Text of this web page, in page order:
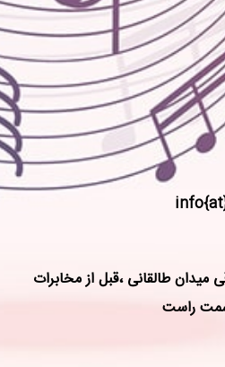
طالقانی ،قبل از مخابرات